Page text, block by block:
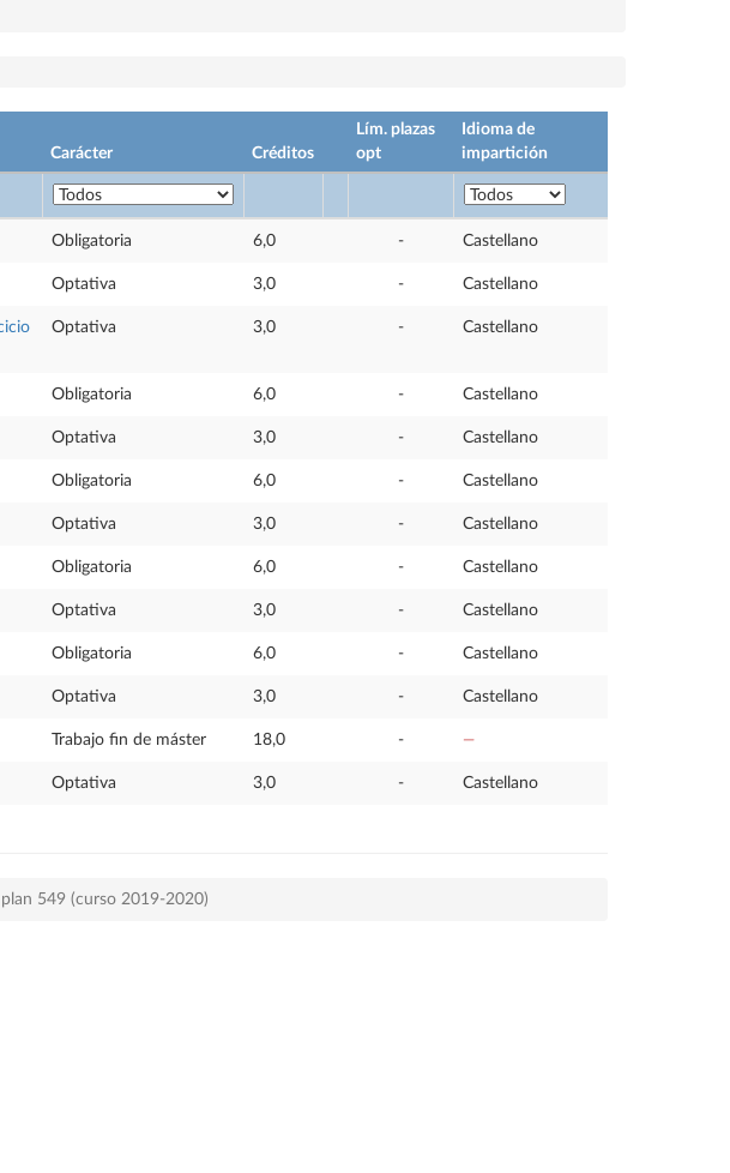
Carácter Créditos
Lím. plazas
opt
Idioma de
impartición
Obligatoria 6,0 - Castellano
Optativa 3,0 - Castellano
Optativa 3,0 - Castellano
Obligatoria 6,0 - Castellano
Optativa 3,0 - Castellano
Obligatoria 6,0 - Castellano
Optativa 3,0 - Castellano
Obligatoria 6,0 - Castellano
Optativa 3,0 - Castellano
Obligatoria 6,0 - Castellano
Optativa 3,0 - Castellano
Trabajo fin de máster 18,0 - —
Optativa 3,0 - Castellano
549 (curso 2019-2020)